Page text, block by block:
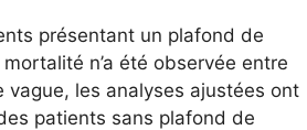
présentant un plafond de
n’a été observée entre
les analyses ajustées ont
patients sans plafond de